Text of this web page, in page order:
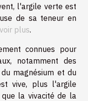
l'argile verte est
de sa teneur en
plus.
connues pour
notamment des
magnésium et du
vive, plus l'argile
la vivacité de la